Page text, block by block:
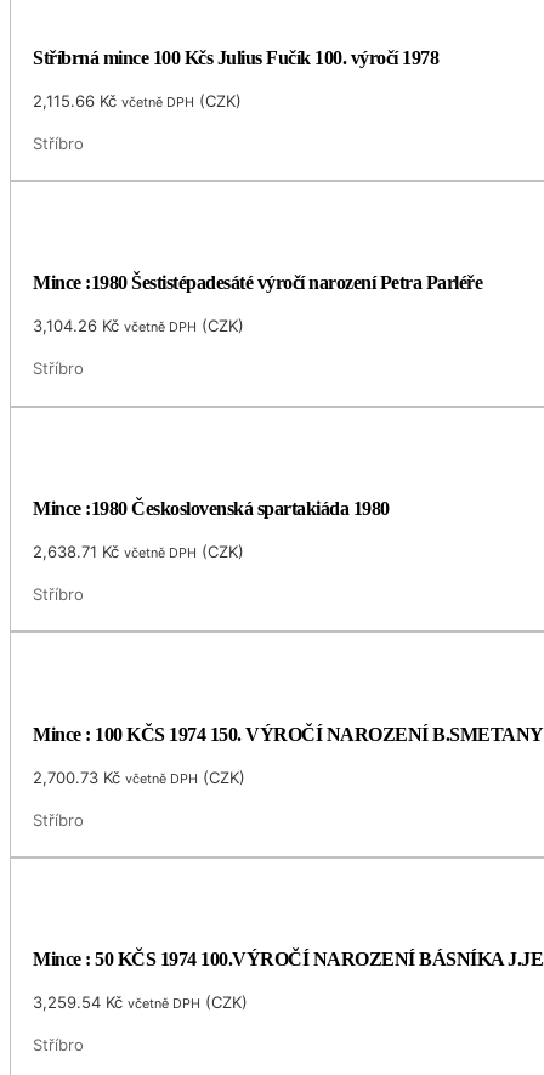
Stříbrná mince 100 Kčs Julius Fučík 100. výročí 1978
2,115.66 Kč včetně DPH (CZK)
Stříbro
Mince :1980 Šestistépadesáté výročí narození Petra Parléře
3,104.26 Kč včetně DPH (CZK)
Stříbro
Mince :1980 Československá spartakiáda 1980
2,638.71 Kč včetně DPH (CZK)
Stříbro
Mince : 100 KČS 1974 150. VÝROČÍ NAROZENÍ B.SMETANY
2,700.73 Kč včetně DPH (CZK)
Stříbro
Mince : 50 KČS 1974 100.VÝROČÍ NAROZENÍ BÁSNÍKA
3,259.54 Kč včetně DPH (CZK)
Stříbro